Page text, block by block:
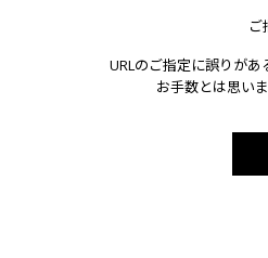
ご
URLのご指定に誤りが
お手数とは思い